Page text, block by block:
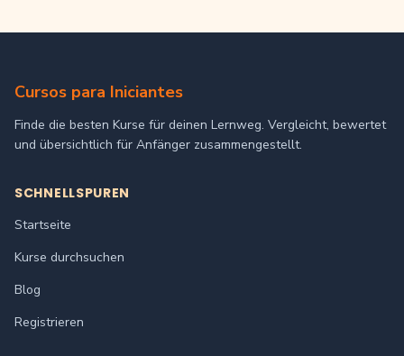
Cursos para Iniciantes
Finde die besten Kurse für deinen Lernweg. Vergleicht, bewertet
und übersichtlich für Anfänger zusammengestellt.
SCHNELLSPUREN
Startseite
Kurse durchsuchen
Blog
Registrieren